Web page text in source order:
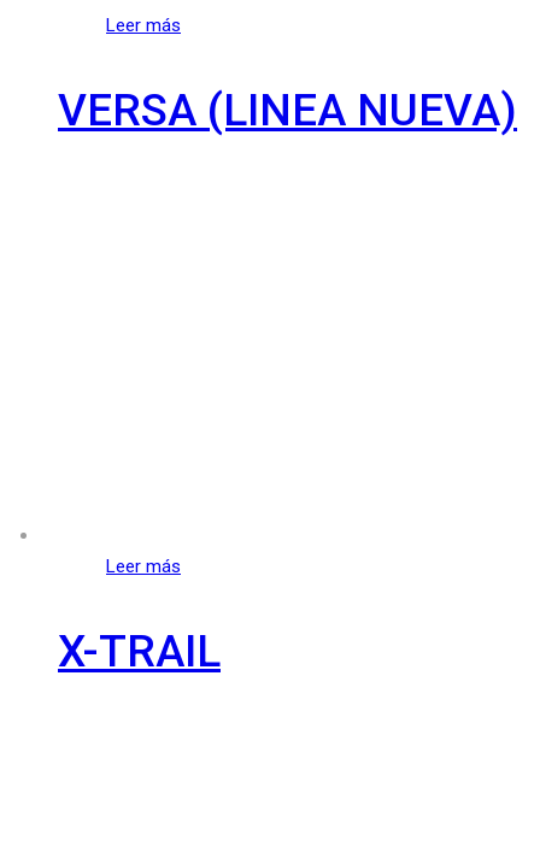
Leer más
VERSA (LINEA NUEVA)
Leer más
X-TRAIL